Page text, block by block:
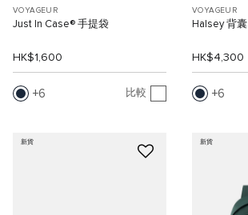
VOYAGEUR
Just In Case® 手提袋
HK$1,600
6 比較
VOYAGEUR
Halsey 背囊
HK$4,300
6
新貨 新貨